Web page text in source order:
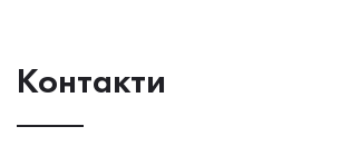
Контакти